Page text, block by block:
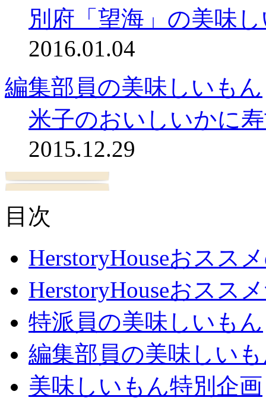
別府「望海」の美味
2016.01.04
編集部員の美味しいもん
米子のおいしいかに
2015.12.29
目次
HerstoryHouseおスス
HerstoryHouseおスス
特派員の美味しいもん
編集部員の美味しい
美味しいもん特別企画